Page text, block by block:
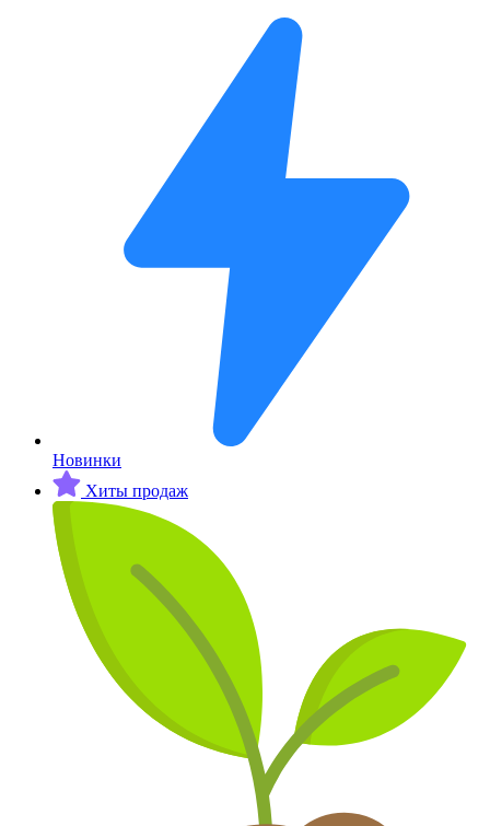
Новинки
Хиты продаж